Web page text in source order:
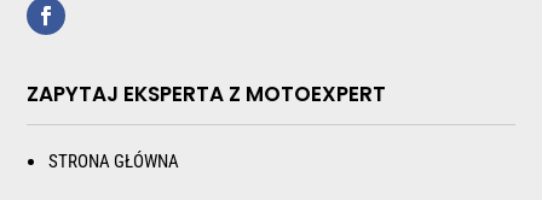
ZAPYTAJ EKSPERTA Z MOTOEXPERT
STRONA GŁÓWNA